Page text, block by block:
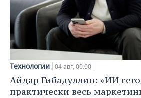
Технологии 04 авг, 00:00
Айдар Гибадуллин: «ИИ
практически весь